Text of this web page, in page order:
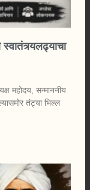
महोदय, सन्माननीय
तंट्या भिल्ल